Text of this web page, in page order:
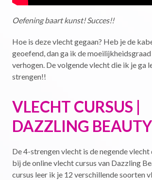
Oefening baart kunst! Succes!!
Hoe is deze vlecht gegaan? Heb je de
geoefend, dan ga ik de
verhogen. De volgende vlecht die ik je ga
strengen!!
VLECHT CURSUS |
DAZZLING BEAUTY
De 4-strengen vlecht is de negende vlecht
bij de online vlecht cursus van Dazzling
cursus leer ik je 12 verschillende soorten